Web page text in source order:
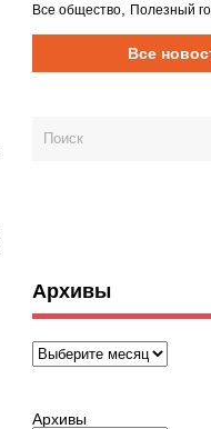
Все общество Полезный
Все
Архивы
Архивы
Архивы